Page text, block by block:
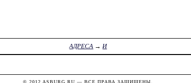
АДРЕСА →И
© 2012 ASBURG.RU — ВСЕ ПРАВА ЗАЩИЩЕНЫ.